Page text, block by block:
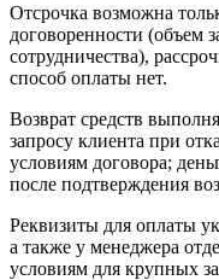
Отсрочка возможна
договоренности (объем
сотрудничества),
способ оплаты нет.
Возврат средств
запросу клиента при
условиям договора;
после подтверждения
Реквизиты для оплаты
а также у менеджера
условиям для крупных